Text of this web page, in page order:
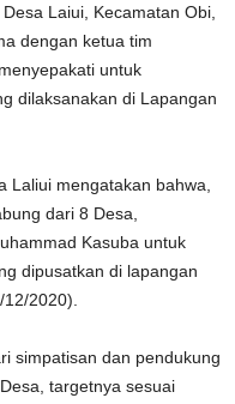
Laiui, Kecamatan Obi,
dengan ketua tim
untuk
dilaksanakan di Lapangan
Laliui mengatakan bahwa,
dari 8 Desa,
Kasuba untuk
dipusatkan di lapangan
2020).
simpatisan dan pendukung
targetnya sesuai